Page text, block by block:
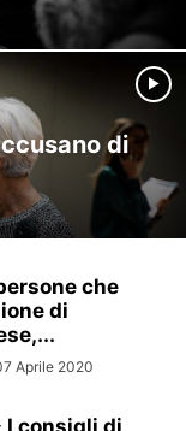
di
che
di
Aprile 2020
I consigli di